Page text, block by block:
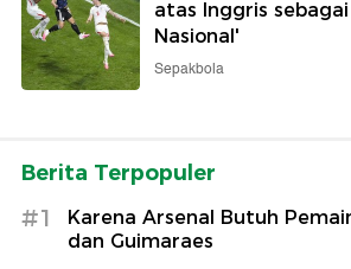
atas Inggris
Nasional'
Sepakbola
Berita Terpopuler
#1
Karena Arsenal Butuh
dan Guimaraes